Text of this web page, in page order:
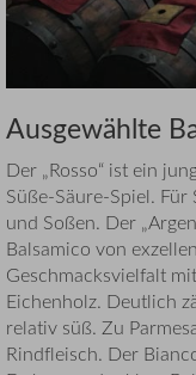
Ausgewählte
Der „Rosso“ ist ein
Süße-Säure-Spiel.
und Soßen. Der
Balsamico von
Geschmacksvielfalt
Eichenholz. Deutlich
relativ süß. Zu
Rindfleisch. Der